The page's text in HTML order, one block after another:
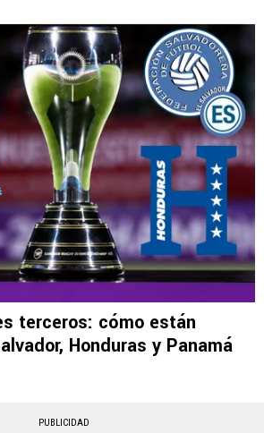
terceros: cómo están
Honduras y Panamá
PUBLICIDAD